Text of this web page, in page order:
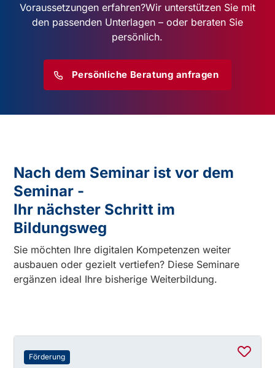
Voraussetzungen erfahren?Wir unterstützen Sie mit
den passenden Unterlagen – oder beraten Sie
persönlich.
Persönliche Beratung anfragen
Nach dem Seminar ist vor dem
Seminar -
Ihr nächster Schritt im
Bildungsweg
Sie möchten Ihre digitalen Kompetenzen weiter
ausbauen oder gezielt vertiefen? Diese Seminare
ergänzen ideal Ihre bisherige Weiterbildung.
Förderung